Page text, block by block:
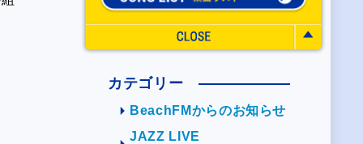
カテゴリー
BeachFMからのお知らせ
JAZZ LIVE